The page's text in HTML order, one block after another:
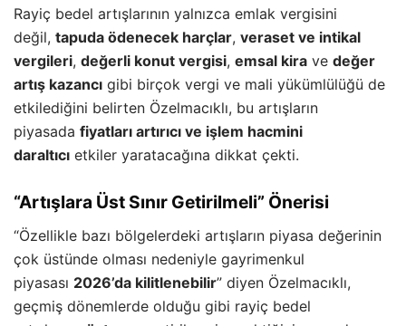
Rayiç bedel artışlarının yalnızca emlak vergisini
değil, tapuda ödenecek harçlar, veraset ve intikal
vergileri, değerli konut vergisi, emsal kira ve değer
artış kazancı gibi birçok vergi ve mali yükümlülüğü de
etkilediğini belirten Özelmacıklı, bu artışların
piyasada fiyatları artırıcı ve işlem hacmini
daraltıcı etkiler yaratacağına dikkat çekti.
“Artışlara Üst Sınır Getirilmeli” Önerisi
“Özellikle bazı bölgelerdeki artışların piyasa değerinin
çok üstünde olması nedeniyle gayrimenkul
piyasası 2026’da kilitlenebilir” diyen Özelmacıklı,
geçmiş dönemlerde olduğu gibi rayiç bedel